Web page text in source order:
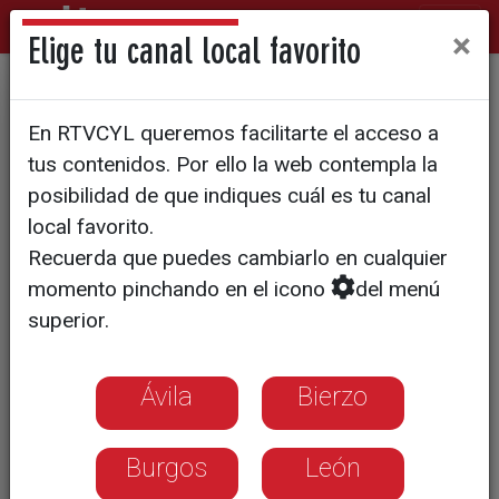
Etiquetas de los vinos
procedentes de la propia viña
En el proyecto han colaborado Bodegas
Matarromera, Pago de Carraovejas,
Ence y Brandia
Elige tu canal local favorito ×
En RTVCYL queremos facilitarte el acceso a
tus contenidos. Por ello la web contempla la
posibilidad de que indiques cuál es tu canal
local favorito.
Recuerda que puedes cambiarlo en cualquier
momento pinchando en el icono
del menú
superior.
Ávila Bierzo
Burgos León